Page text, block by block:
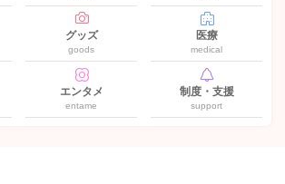
グッズ
goods
医療
medical
エンタメ
entame
制度・支援
support